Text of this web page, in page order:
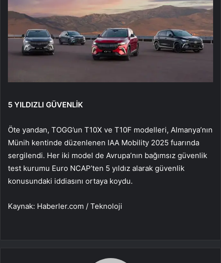
5 YILDIZLI GÜVENLİK
Öte yandan, TOGG’un T10X ve T10F modelleri, Almanya’nın
Münih kentinde düzenlenen IAA Mobility 2025 fuarında
sergilendi. Her iki model de Avrupa’nın bağımsız güvenlik
test kurumu Euro NCAP’ten 5 yıldız alarak güvenlik
konusundaki iddiasını ortaya koydu.
Kaynak: Haberler.com / Teknoloji